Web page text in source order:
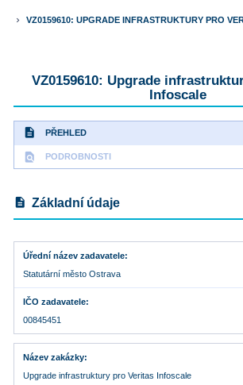
keyboard_arrow_right VZ0159610: UPGRADE INFRASTRUKTURY PRO
VZ0159610: Upgrade
Infoscale
description PŘEHLED
find_in_page PODROBNOSTI
description Základní údaje
Úřední název zadavatele
Statutární město Ostrava
IČO zadavatele
00845451
Název zakázky
Upgrade infrastruktury pro Veritas Infoscale